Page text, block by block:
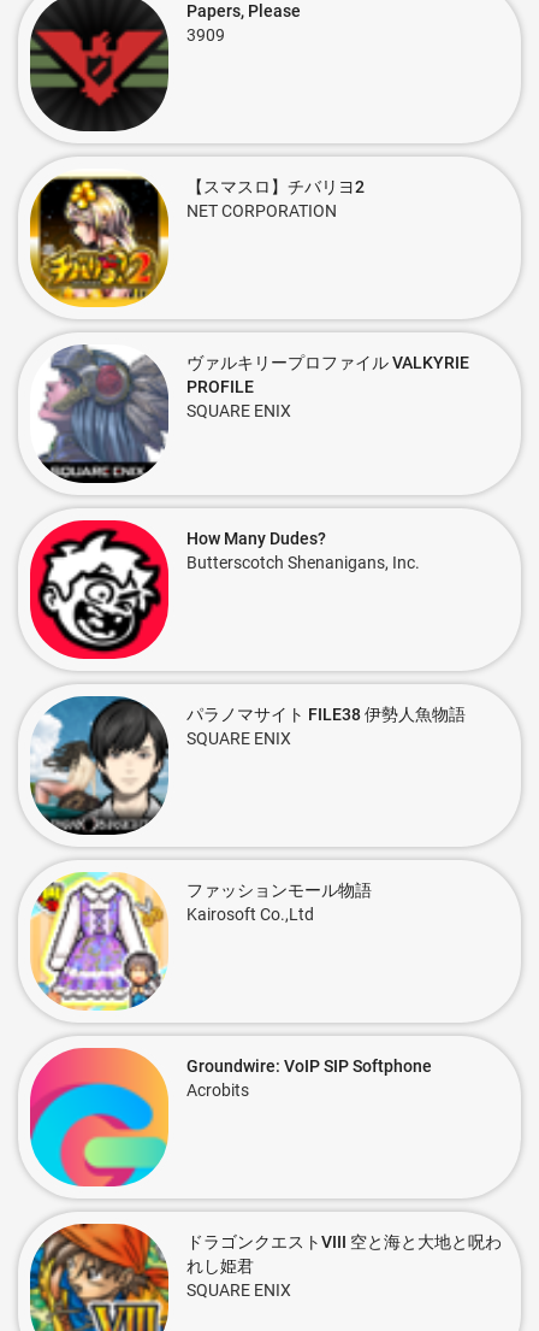
Papers, Please
3909
【スマスロ】チバリヨ2
NET CORPORATION
ヴァルキリープロファイル VALKYRIE
PROFILE
SQUARE ENIX
How Many Dudes?
Butterscotch Shenanigans, Inc.
パラノマサイト FILE38 伊勢人魚物語
SQUARE ENIX
ファッションモール物語
Kairosoft Co.,Ltd
Groundwire: VoIP SIP Softphone
Acrobits
ドラゴンクエストVIII 空と海と大地と呪わ
れし姫君
SQUARE ENIX